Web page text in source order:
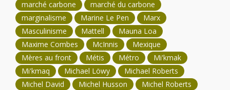
marché carbone
marché du carbone
marginalisme
Marine Le Pen
Marx
Masculinisme
Mattell
Mauna Loa
Maxime Combes
McInnis
Mexique
Mères au front
Métis Métro
Mi'kmak
Mi'kmaq
Michael Löwy
Michael Roberts
Michel David
Michel Husson
Michel Roberts